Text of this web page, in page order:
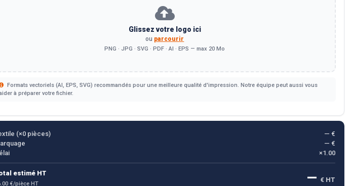
Glissez votre logo ici
ou parcourir
PNG · JPG · SVG · PDF · AI · EPS — max 20 Mo
Formats vectoriels (AI, EPS, SVG) recommandés pour une meilleure qualité d'impression. Notre équipe peut aussi vous
à préparer votre fichier.
(×0pièces)
— €
— €
×1.00
estimé HT
€/pièce HT — € HT